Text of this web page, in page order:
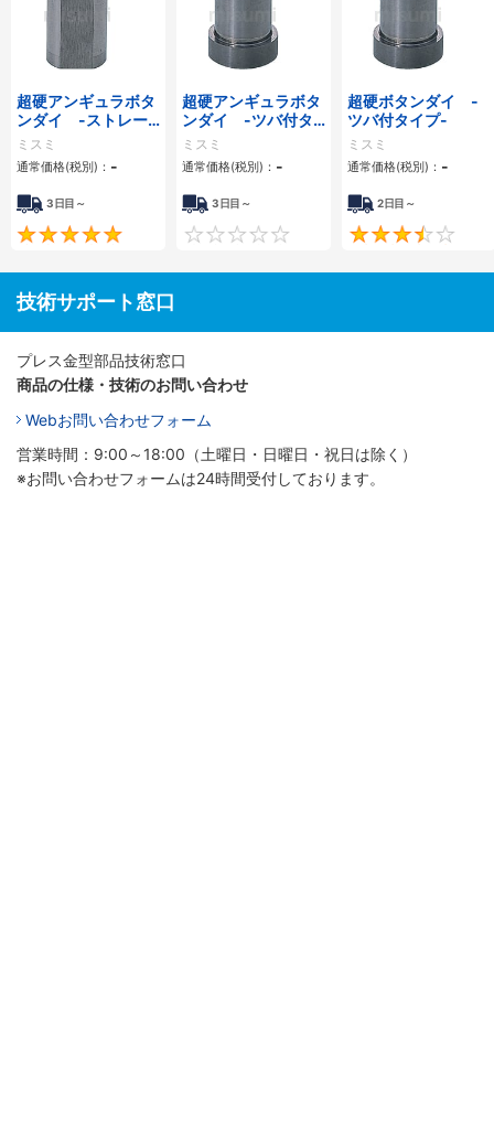
超硬アンギュラボタ
ンダイ -ストレー
トタイプ-
ミスミ
通常価格(税別)： -
3日目～
5
超硬アンギュラボタ
ンダイ -ツバ付タ
イプ-
ミスミ
通常価格(税別)： -
3日目～
0
超硬ボタンダイ -
ツバ付タイプ-
ミスミ
通常価格(税別)： -
2日目～
技術サポート窓口
プレス金型部品技術窓口
商品の仕様・技術のお問い合わせ
Webお問い合わせフォーム
営業時間：9:00～18:00（土曜日・日曜日・祝日は除く）
※お問い合わせフォームは24時間受付しております。